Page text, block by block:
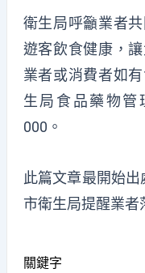
衛生局呼籲業者
遊客飲食健康，
業者或消費者如
生局食品藥物管
000。
此篇文章最開始出
市衛生局提醒業者
關鍵字